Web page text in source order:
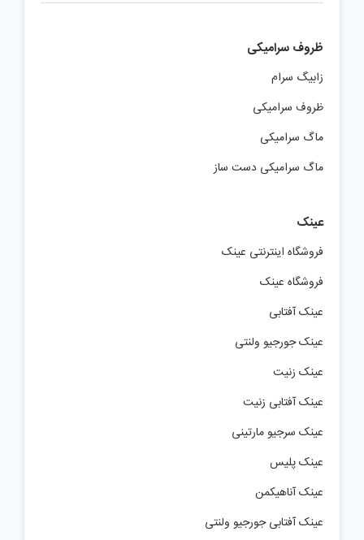
ظروف سرامیکی
زابیگ سرام
ظروف سرامیکی
ماگ سرامیکی
ماگ سرامیکی دست ساز
عینک
فروشگاه اینترنتی عینک
فروشگاه عینک
عینک آفتابی
عینک جورجیو ولنتی
عینک زنیت
عینک آفتابی زنیت
عینک سرجیو مارتینی
عینک پلیس
عینک آناهیکمن
عینک آفتابی جورجیو ولنتی